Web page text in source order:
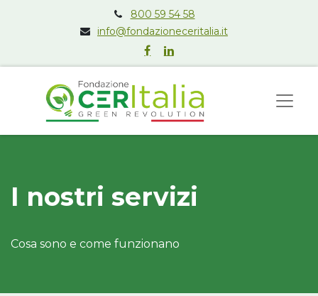
800 59 54 58
info@fondazioneceritalia.it
I nostri servizi
Cosa sono e come funzionano